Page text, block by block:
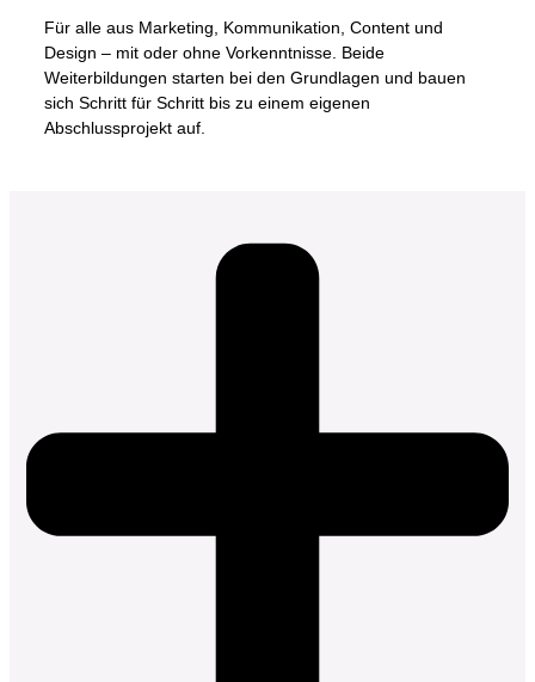
Für alle aus Marketing, Kommunikation, Content und
Design – mit oder ohne Vorkenntnisse. Beide
Weiterbildungen starten bei den Grundlagen und bauen
sich Schritt für Schritt bis zu einem eigenen
Abschlussprojekt auf.